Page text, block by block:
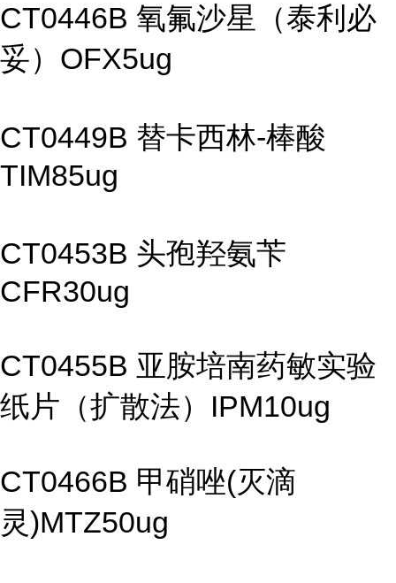
CT0446B 氧氟沙星（泰利必
妥）OFX5ug
CT0449B 替卡西林-棒酸
TIM85ug
CT0453B 头孢羟氨苄
CFR30ug
CT0455B 亚胺培南药敏实验
纸片（扩散法）IPM10ug
CT0466B 甲硝唑(灭滴
灵)MTZ50ug